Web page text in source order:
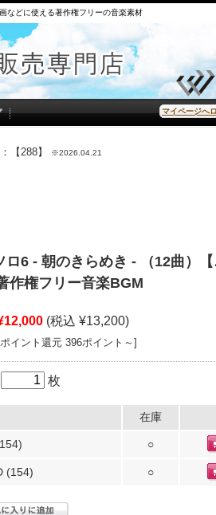
などに使える著作権フリーの音楽素材
マイページへ
【288】
※2026.04.21
ロ6 - 朝のきらめき - （12曲）【
権フリー音楽BGM
(税込 ¥13,200)
イント還元 396ポイント～]
枚
在庫
○
(154) ○